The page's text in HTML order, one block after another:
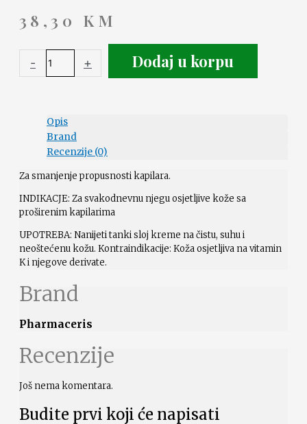
38,30 KM
- + Dodaj u korpu
Opis
Brand
Recenzije (0)
Za smanjenje propusnosti kapilara.
INDIKACJE: Za svakodnevnu njegu osjetljive kože sa
proširenim kapilarima
UPOTREBA: Nanijeti tanki sloj kreme na čistu, suhu i
neoštećenu kožu. Kontraindikacije: Koža osjetljiva na vitamin
K i njegove derivate.
Brand
Pharmaceris
Recenzije
Još nema komentara.
Budite prvi koji će napisati